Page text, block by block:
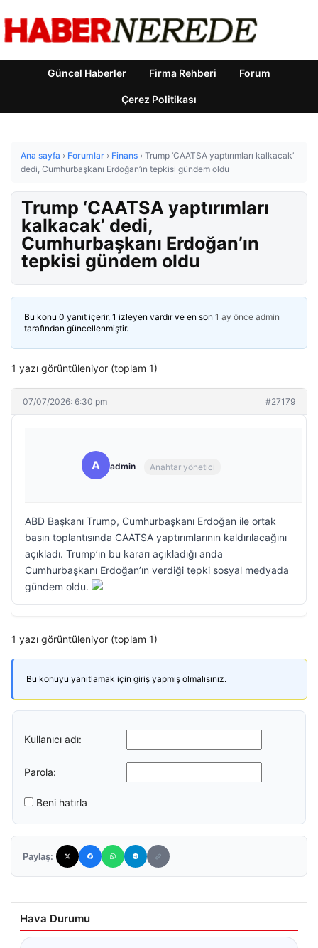
Güncel Haberler Firma Rehberi Forum
Çerez Politikası
Ana sayfa › Forumlar › Finans › Trump ‘CAATSA yaptırımları kalkacak’
dedi, Cumhurbaşkanı Erdoğan’ın tepkisi gündem oldu
Trump ‘CAATSA yaptırımları
kalkacak’ dedi,
Cumhurbaşkanı Erdoğan’ın
tepkisi gündem oldu
Bu konu 0 yanıt içerir, 1 izleyen vardır ve en son 1 ay önce admin
tarafından güncellenmiştir.
1 yazı görüntüleniyor (toplam 1)
07/07/2026: 6:30 pm #27179
A admin Anahtar yönetici
ABD Başkanı Trump, Cumhurbaşkanı Erdoğan ile ortak
basın toplantısında CAATSA yaptırımlarının kaldırılacağını
açıkladı. Trump’ın bu kararı açıkladığı anda
Cumhurbaşkanı Erdoğan’ın verdiği tepki sosyal medyada
gündem oldu.
1 yazı görüntüleniyor (toplam 1)
Bu konuyu yanıtlamak için giriş yapmış olmalısınız.
Kullanıcı adı:
Parola:
Beni hatırla
Paylaş:
Hava Durumu